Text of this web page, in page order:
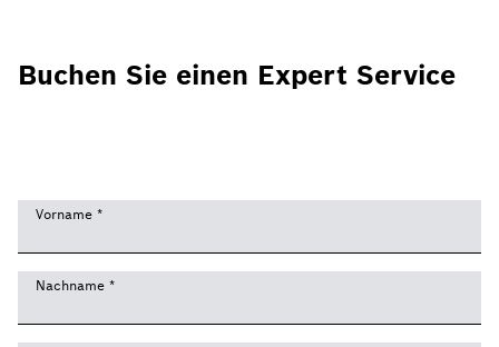
Buchen Sie einen Expert Service
Vorname *
Nachname *